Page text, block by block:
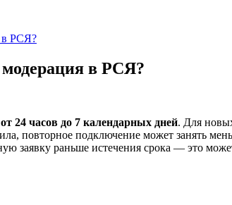
в РСЯ?
в РСЯ?
от 24 часов до 7 календарных дней. Для
повторное подключение может занять
заявку раньше истечения срока — это